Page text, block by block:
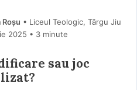
• Liceul Teologic, Târgu Jiu
2025 • 3 minute
sau joc